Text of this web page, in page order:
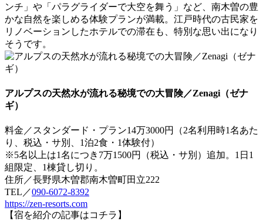
ンチ」や「パラグライダーで大空を舞う」など、南木曽の豊
かな自然を楽しめる体験プランが満載。江戸時代の古民家を
リノベーションしたホテルでの滞在も、特別な思い出になり
そうです。
アルプスの天然水が流れる秘境での大冒険／Zenagi（ゼナ
ギ）
料金／スタンダード・プラン14万3000円（2名利用時1名あた
り、税込・サ別、1泊2食・1体験付）
※5名以上は1名につき7万1500円（税込・サ別）追加。1日1
組限定、1棟貸し切り。
住所／長野県木曽郡南木曽町田立222
TEL／090-6072-8392
https://zen-resorts.com
【宿を紹介の記事はコチラ】